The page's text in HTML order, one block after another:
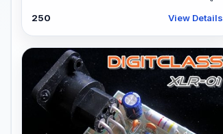
250 View Details